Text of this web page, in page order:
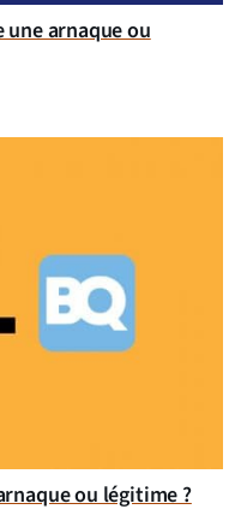
une arnaque ou
ou légitime ?